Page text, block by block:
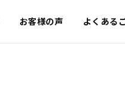
お客様の声 よくある